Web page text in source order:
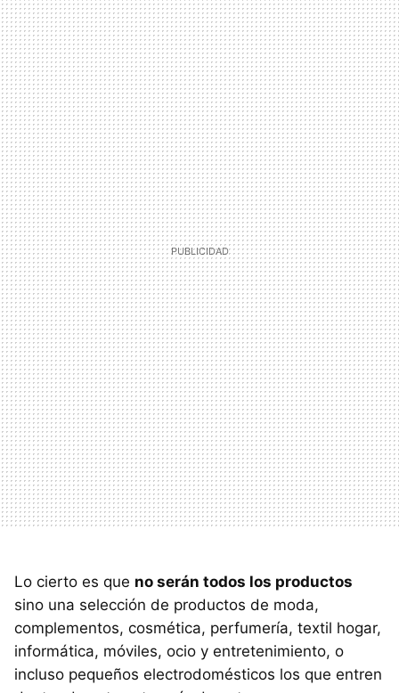
Lo cierto es que no serán todos los productos
sino una selección de productos de moda,
complementos, cosmética, perfumería, textil hogar,
informática, móviles, ocio y entretenimiento, o
incluso pequeños electrodomésticos los que entren